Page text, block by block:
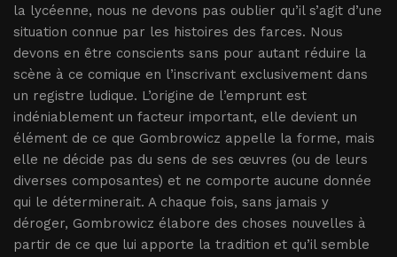
la lycéenne, nous ne devons pas oublier qu’il s’agit d’une
situation connue par les histoires des farces. Nous
devons en être conscients sans pour autant réduire la
scène à ce comique en l’inscrivant exclusivement dans
un registre ludique. L’origine de l’emprunt est
indéniablement un facteur important, elle devient un
élément de ce que Gombrowicz appelle la forme, mais
elle ne décide pas du sens de ses œuvres (ou de leurs
diverses composantes) et ne comporte aucune donnée
qui le déterminerait. A chaque fois, sans jamais y
déroger, Gombrowicz élabore des choses nouvelles à
partir de ce que lui apporte la tradition et qu’il semble